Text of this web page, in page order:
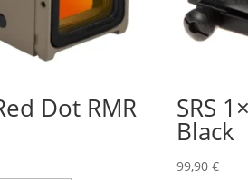
Dot RMR SRS
Black
99,90€